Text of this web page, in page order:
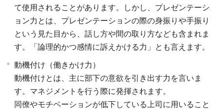
て使用されることがあります。しかし、プレゼンテーシ
ョン力とは、プレゼンテーションの際の身振りや手振り
という見た目から、話し方や間の取り方なども含まれま
す。「論理的かつ感情に訴えかける力」とも言えます。
動機付け（働きかけ力）
動機付けとは、主に部下の意欲を引き出す力を言いま
す。マネジメントを行う際に発揮されます。
同僚やモチベーションが低下している上司に用いること